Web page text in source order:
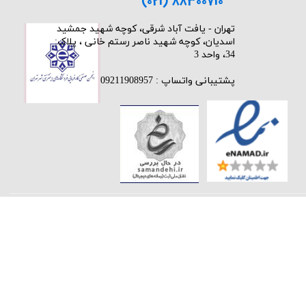
​تهران - یافت آباد شرقی، کوچه شهید جمشید
اسدیان، کوچه شهید ناصر رستم خانی ، پلاک:
34، واحد 3
پشتیبانی واتساپ : 09211908957